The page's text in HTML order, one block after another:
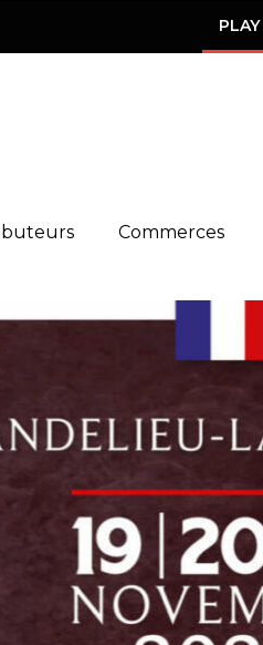
PLAY
Commerces